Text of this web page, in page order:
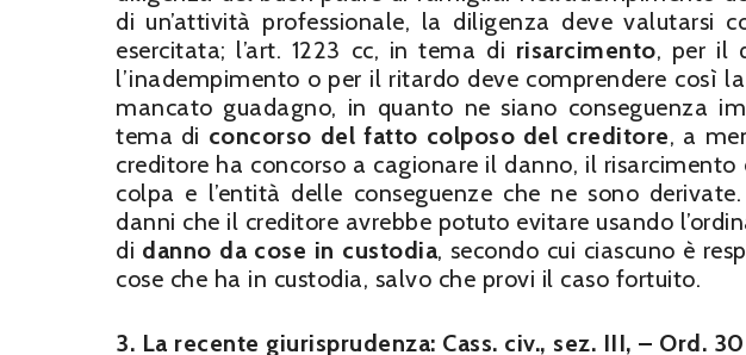
di un’attività professionale, la diligenza deve valutarsi
esercitata; l’art. 1223 cc, in tema di risarcimento, per il
l’inadempimento o per il ritardo deve comprendere così
mancato guadagno, in quanto ne siano conseguenza
tema di concorso del fatto colposo del creditore, a
creditore ha concorso a cagionare il danno, il
colpa e l’entità delle conseguenze che ne sono
danni che il creditore avrebbe potuto evitare usando
di danno da cose in custodia, secondo cui ciascuno è
cose che ha in custodia, salvo che provi il caso fortuito.
3. La recente giurisprudenza: Cass. civ., sez. III, – Ord.